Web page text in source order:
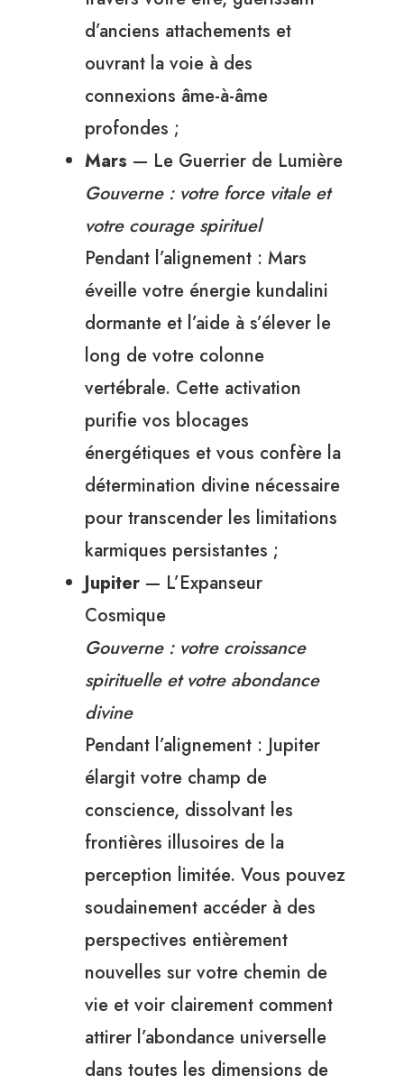
d’anciens attachements et
ouvrant la voie à des
connexions âme-à-âme
profondes ;
Mars — Le Guerrier de Lumière
Gouverne : votre force vitale et
votre courage spirituel
Pendant l’alignement : Mars
éveille votre énergie kundalini
dormante et l’aide à s’élever le
long de votre colonne
vertébrale. Cette activation
purifie vos blocages
énergétiques et vous confère la
détermination divine nécessaire
pour transcender les limitations
karmiques persistantes ;
Jupiter — L’Expanseur
Cosmique
Gouverne : votre croissance
spirituelle et votre abondance
divine
Pendant l’alignement : Jupiter
élargit votre champ de
conscience, dissolvant les
frontières illusoires de la
perception limitée. Vous pouvez
soudainement accéder à des
perspectives entièrement
nouvelles sur votre chemin de
vie et voir clairement comment
attirer l’abondance universelle
dans toutes les dimensions de